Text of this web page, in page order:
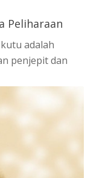
Peliharaan
adalah
penjepit dan